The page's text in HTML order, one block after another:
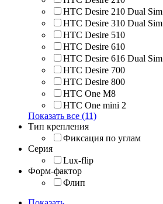
HTC Desire 210 Dual Sim
HTC Desire 310 Dual Sim
HTC Desire 510
HTC Desire 610
HTC Desire 616 Dual Sim
HTC Desire 700
HTC Desire 800
HTC One M8
HTC One mini 2
Показать все (11)
Тип крепления
Фиксация по углам
Серия
Lux-flip
Форм-фактор
Флип